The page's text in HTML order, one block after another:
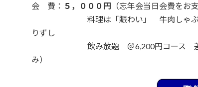
会 費： ５，０００円 （忘年会当日会費をお
料理は「賑わい」 牛肉しゃぶしゃぶ
りずし
飲み放題 ＠6,200円コース 差額の
み）